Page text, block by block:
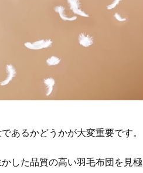
あるかどうかが大変重要です。
した品質の高い羽毛布団を見極